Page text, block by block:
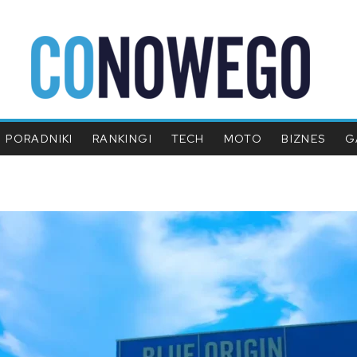
PORADNIKI RANKINGI TECH MOTO BIZNES